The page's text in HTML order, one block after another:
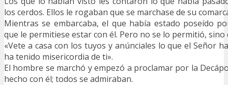
los cerdos. Ellos le rogaban que se marchase de su
Mientras se embarcaba, el que había estado poseído
que le permitiese estar con él. Pero no se lo permitió, sino
«Vete a casa con los tuyos y anúnciales lo que el Señor
ha tenido misericordia de ti».
El hombre se marchó y empezó a proclamar por la
hecho con él; todos se admiraban.